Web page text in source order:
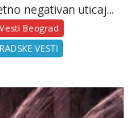
negativan uticaj...
Beograd
VESTI